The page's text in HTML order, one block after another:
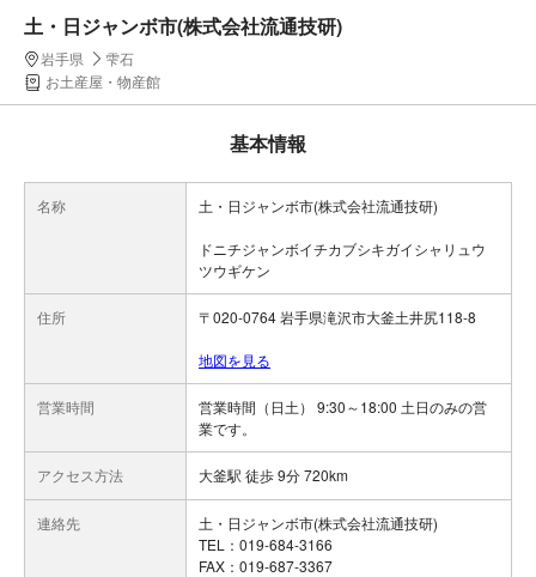
土・日ジャンボ市(株式会社流通技研)
岩手県
雫石
お土産屋・物産館
基本情報
名称 土・日ジャンボ市(株式会社流通技研)
ドニチジャンボイチカブシキガイシャリュウ
ツウギケン
住所 〒020-0764 岩手県滝沢市大釜土井尻118-8
地図を見る
営業時間
営業時間（日土） 9:30～18:00 土日のみの営
業です。
アクセス方法 大釜駅 徒歩 9分 720km
連絡先
土・日ジャンボ市(株式会社流通技研)
TEL：019-684-3166
FAX：019-687-3367